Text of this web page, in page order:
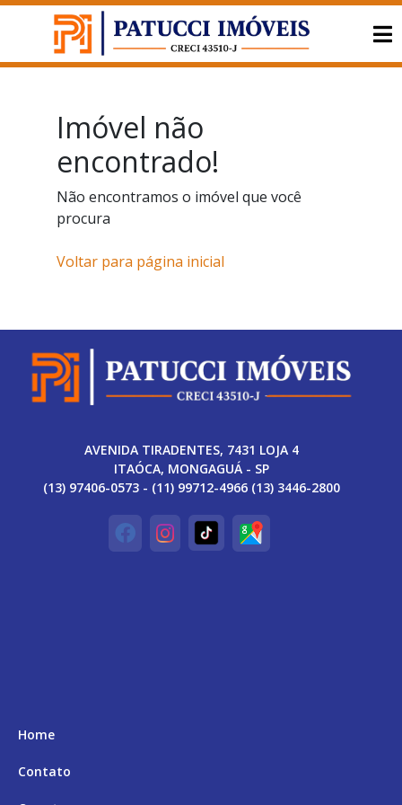
Imóvel não
encontrado!
Não encontramos o imóvel que você
procura
Voltar para página inicial
AVENIDA TIRADENTES, 7431 LOJA 4
ITAÓCA, MONGAGUÁ - SP
(13) 97406-0573 - (11) 99712-4966 (13) 3446-2800
Home
Contato